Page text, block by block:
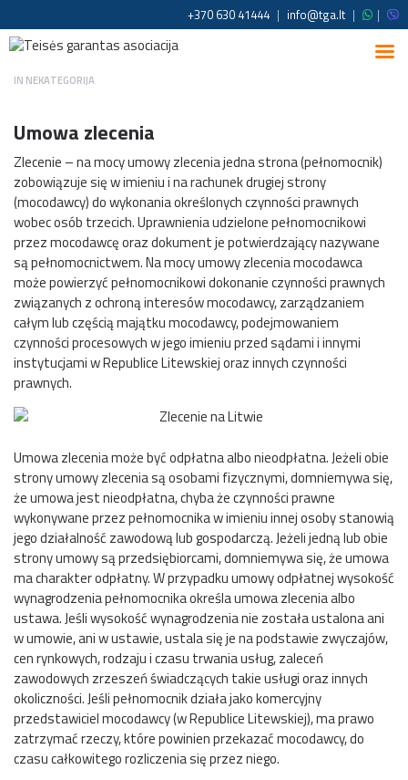
+370 630 41444 | info@tga.lt | |
IN NEKATEGORIJA
Umowa zlecenia
Zlecenie – na mocy umowy zlecenia jedna strona (pełnomocnik)
zobowiązuje się w imieniu i na rachunek drugiej strony
(mocodawcy) do wykonania określonych czynności prawnych
wobec osób trzecich. Uprawnienia udzielone pełnomocnikowi
przez mocodawcę oraz dokument je potwierdzający nazywane
są pełnomocnictwem. Na mocy umowy zlecenia mocodawca
może powierzyć pełnomocnikowi dokonanie czynności prawnych
związanych z ochroną interesów mocodawcy, zarządzaniem
całym lub częścią majątku mocodawcy, podejmowaniem
czynności procesowych w jego imieniu przed sądami i innymi
instytucjami w Republice Litewskiej oraz innych czynności
prawnych.
Umowa zlecenia może być odpłatna albo nieodpłatna. Jeżeli obie
strony umowy zlecenia są osobami fizycznymi, domniemywa się,
że umowa jest nieodpłatna, chyba że czynności prawne
wykonywane przez pełnomocnika w imieniu innej osoby stanowią
jego działalność zawodową lub gospodarczą. Jeżeli jedną lub obie
strony umowy są przedsiębiorcami, domniemywa się, że umowa
ma charakter odpłatny. W przypadku umowy odpłatnej wysokość
wynagrodzenia pełnomocnika określa umowa zlecenia albo
ustawa. Jeśli wysokość wynagrodzenia nie została ustalona ani
w umowie, ani w ustawie, ustala się je na podstawie zwyczajów,
cen rynkowych, rodzaju i czasu trwania usług, zaleceń
zawodowych zrzeszeń świadczących takie usługi oraz innych
okoliczności. Jeśli pełnomocnik działa jako komercyjny
przedstawiciel mocodawcy (w Republice Litewskiej), ma prawo
zatrzymać rzeczy, które powinien przekazać mocodawcy, do
czasu całkowitego rozliczenia się przez niego.